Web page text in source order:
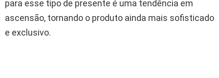
para esse tipo de presente é uma tendência em
ascensão, tornando o produto ainda mais sofisticado
e exclusivo.